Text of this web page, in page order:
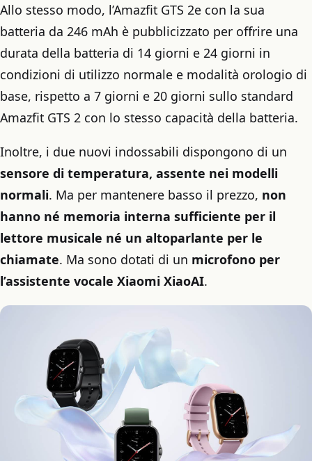
Allo stesso modo, l’Amazfit GTS 2e con la sua
batteria da 246 mAh è pubblicizzato per offrire una
durata della batteria di 14 giorni e 24 giorni in
condizioni di utilizzo normale e modalità orologio di
base, rispetto a 7 giorni e 20 giorni sullo standard
Amazfit GTS 2 con lo stesso capacità della batteria.
Inoltre, i due nuovi indossabili dispongono di un
sensore di temperatura, assente nei modelli
normali. Ma per mantenere basso il prezzo, non
hanno né memoria interna sufficiente per il
lettore musicale né un altoparlante per le
chiamate. Ma sono dotati di un microfono per
l’assistente vocale Xiaomi XiaoAI.